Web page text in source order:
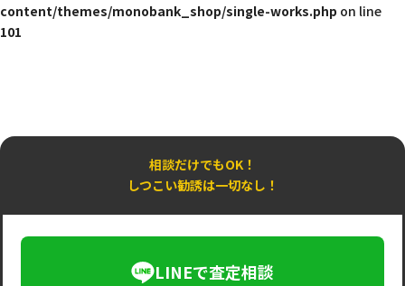
content/themes/monobank_shop/single-works.php on line
101
相談だけでもOK！
しつこい勧誘は一切なし！
LINEで査定相談